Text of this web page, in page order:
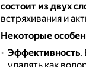
состоит из двух
встряхивания и
Некоторые
Эффективность.